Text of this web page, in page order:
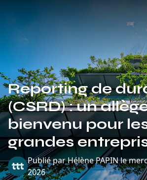
Reporting de
(CSRD) : un
bienvenu pour
grandes
Publié parHélène PAPINle
2026